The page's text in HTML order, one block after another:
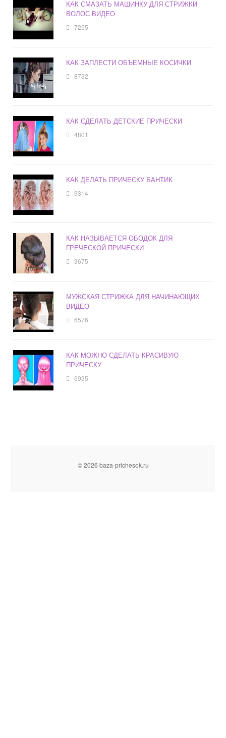
КАК СМАЗАТЬ МАШИНКУ ДЛЯ СТРИЖКИ
ВОЛОС ВИДЕО
7255
КАК ЗАПЛЕСТИ ОБЪЕМНЫЕ КОСИЧКИ
8732
КАК СДЕЛАТЬ ДЕТСКИЕ ПРИЧЕСКИ
4801
КАК ДЕЛАТЬ ПРИЧЕСКУ БАНТИК
9314
КАК НАЗЫВАЕТСЯ ОБОДОК ДЛЯ
ГРЕЧЕСКОЙ ПРИЧЕСКИ
3675
МУЖСКАЯ СТРИЖКА ДЛЯ НАЧИНАЮЩИХ
ВИДЕО
6576
КАК МОЖНО СДЕЛАТЬ КРАСИВУЮ
ПРИЧЕСКУ
6935
© 2026 baza-prichesok.ru